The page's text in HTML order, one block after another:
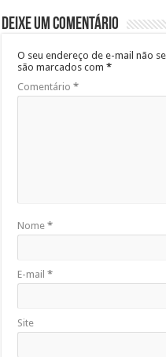
Deixe um comentário
O seu endereço de e-mail não
são marcados com*
Comentário*
Nome*
E-mail*
Site